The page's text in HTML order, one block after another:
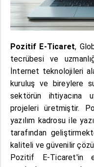
Pozitif E-Ticaret,
tecrübesi ve
İnternet teknolojileri
kuruluş ve bireylere
sektörün ihtiyacına
projeleri üretmiştir.
yazılım kadrosu ile
tarafından
kaliteli ve güvenilir
Pozitif E-Ticaret'in